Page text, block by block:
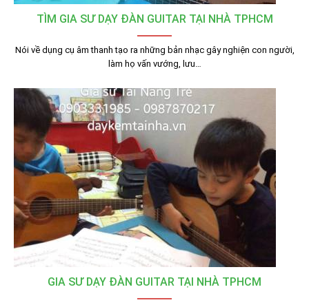
TÌM GIA SƯ DẠY ĐÀN GUITAR TẠI NHÀ TPHCM
Nói về dụng cụ âm thanh tạo ra những bản nhạc gây nghiện con người,
làm họ vấn vướng, lưu…
GIA SƯ DẠY ĐÀN GUITAR TẠI NHÀ TPHCM